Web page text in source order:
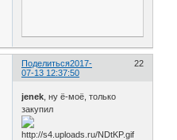
Поделиться 22
2017-
07-13 12:37:50
jenek , ну ё-моё, только
закупил